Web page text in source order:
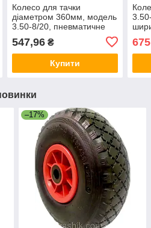
Колесо для тачки
діаметром 360мм, модель
3.50-8/20, пневматичне
547,96₴
Купити
–17%